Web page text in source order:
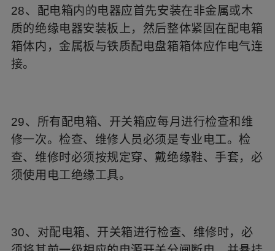
28、配电箱内的电器应首先安装在非金属或木
质的绝缘电器安装板上，然后整体紧固在配电箱
箱体内，金属板与铁质配电盘箱箱体应作电气连
接。
29、所有配电箱、开关箱应每月进行检查和维
修一次。检查、维修人员必须是专业电工。检
查、维修时必须按规定穿、戴绝缘鞋、手套，必
须使用电工绝缘工具。
30、对配电箱、开关箱进行检查、维修时，必